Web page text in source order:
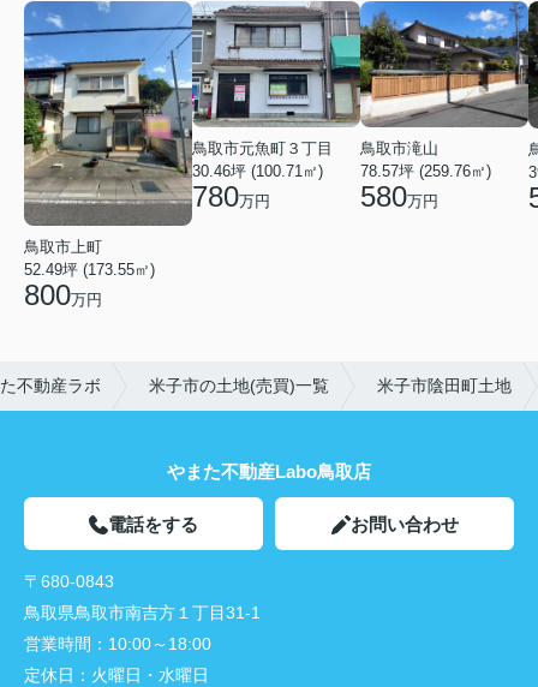
鳥取市上町
52.49坪 (173.55㎡)
800万円
鳥取市元魚町３丁目
30.46坪 (100.71㎡)
780万円
鳥取市滝山
78.57坪 (259.76㎡)
580万円
不動産ラボ 米子市の土地(売買)一覧 米子市陰田町土地
やまた不動産Labo鳥取店
電話をする お問い合わせ
〒680-0843
鳥取県鳥取市南吉方１丁目31-1
営業時間： 10:00～18:00
定休日： 火曜日・水曜日